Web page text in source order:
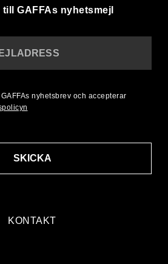
GAFFAs nyhetsmejl
KONTAKT
SKICKA
nyhetsbrev och accepterar